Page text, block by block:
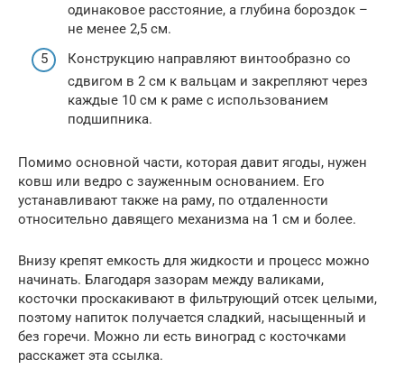
одинаковое расстояние, а глубина бороздок –
не менее 2,5 см.
Конструкцию направляют винтообразно со
сдвигом в 2 см к вальцам и закрепляют через
каждые 10 см к раме с использованием
подшипника.
Помимо основной части, которая давит ягоды, нужен
ковш или ведро с зауженным основанием. Его
устанавливают также на раму, по отдаленности
относительно давящего механизма на 1 см и более.
Внизу крепят емкость для жидкости и процесс можно
начинать. Благодаря зазорам между валиками,
косточки проскакивают в фильтрующий отсек целыми,
поэтому напиток получается сладкий, насыщенный и
без горечи. Можно ли есть виноград с косточками
расскажет эта ссылка.